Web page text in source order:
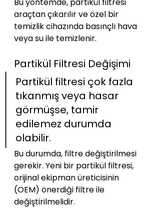
araçtan çıkarılır ve özel bir
temizlik cihazında basınçlı hava
veya su ile temizlenir.
Partikül Filtresi Değişimi
Partikül filtresi çok fazla
tıkanmış veya hasar
görmüşse, tamir
edilemez durumda
olabilir.
Bu durumda, filtre değiştirilmesi
gerekir. Yeni bir partikül filtresi,
orijinal ekipman üreticisinin
(OEM) önerdiği filtre ile
değiştirilmelidir.